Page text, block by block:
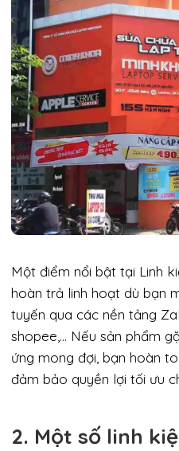
Một điểm nổi bật tại Linh
hoàn trả linh hoạt dù bạn
tuyến qua các nền tảng
shopee,… Nếu sản phẩm
ứng mong đợi, bạn hoàn
đảm bảo quyền lợi tối ưu
2. Một số linh